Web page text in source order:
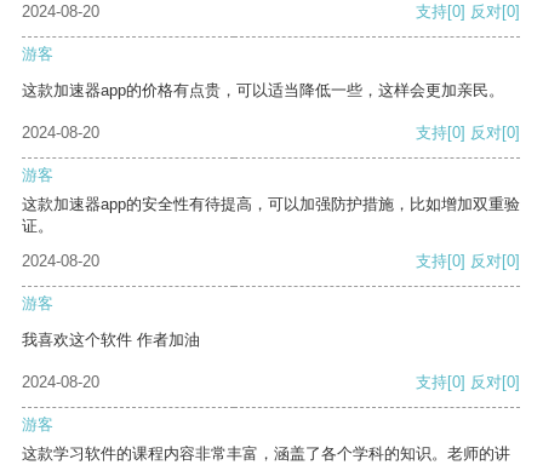
2024-08-20 支持[0] 反对[0]
游客
这款加速器app的价格有点贵，可以适当降低一些，这样会更加亲民。
2024-08-20 支持[0] 反对[0]
游客
这款加速器app的安全性有待提高，可以加强防护措施，比如增加双重验
证。
2024-08-20
支持[0] 反对[0]
游客
我喜欢这个软件 作者加油
2024-08-20 支持[0] 反对[0]
游客
这款学习软件的课程内容非常丰富，涵盖了各个学科的知识。老师的讲